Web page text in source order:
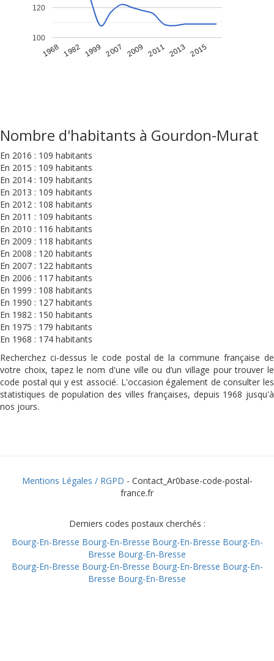
1968 1982 1999 2007 2009 2011 2013 2015
100
120
Nombre d'habitants à Gourdon-Murat
En 2016 : 109 habitants
En 2015 : 109 habitants
En 2014 : 109 habitants
En 2013 : 109 habitants
En 2012 : 108 habitants
En 2011 : 109 habitants
En 2010 : 116 habitants
En 2009 : 118 habitants
En 2008 : 120 habitants
En 2007 : 122 habitants
En 2006 : 117 habitants
En 1999 : 108 habitants
En 1990 : 127 habitants
En 1982 : 150 habitants
En 1975 : 179 habitants
En 1968 : 174 habitants
Recherchez ci-dessus le code postal de la commune française de
votre choix, tapez le nom d'une ville ou d’un village pour trouver le
code postal qui y est associé. L'occasion également de consulter les
statistiques de population des villes françaises, depuis 1968 jusqu'à
nos jours.
Mentions Légales / RGPD - Contact_Ar0base-code-postal-
france.fr
Derniers codes postaux cherchés :
Bourg-En-Bresse Bourg-En-Bresse Bourg-En-Bresse Bourg-En-
Bresse Bourg-En-Bresse
Bourg-En-Bresse Bourg-En-Bresse Bourg-En-Bresse Bourg-En-
Bresse Bourg-En-Bresse